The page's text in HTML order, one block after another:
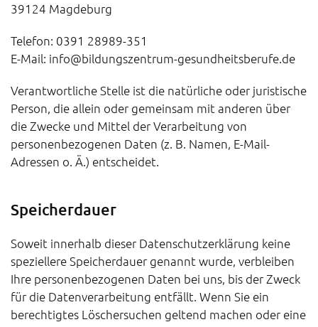
39124 Magdeburg
Telefon: 0391 28989-351
E-Mail: info@bildungszentrum-gesundheitsberufe.de
Verantwortliche Stelle ist die natürliche oder juristische
Person, die allein oder gemeinsam mit anderen über
die Zwecke und Mittel der Verarbeitung von
personenbezogenen Daten (z. B. Namen, E-Mail-
Adressen o. Ä.) entscheidet.
Speicherdauer
Soweit innerhalb dieser Datenschutzerklärung keine
speziellere Speicherdauer genannt wurde, verbleiben
Ihre personenbezogenen Daten bei uns, bis der Zweck
für die Datenverarbeitung entfällt. Wenn Sie ein
berechtigtes Löschersuchen geltend machen oder eine